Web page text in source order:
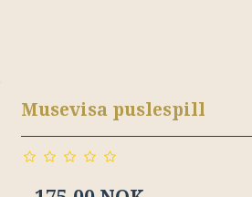
Musevisa puslespill